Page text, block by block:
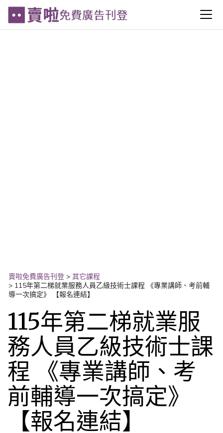
賣啦免費廣告刊登 > 其它課程
> 115年第二梯就業服務人員乙級技術士課程 《專業講師、考前輔
導一次搞定》 【報名連結】
115年第二梯就業服
務人員乙級技術士課
程 《專業講師、考
前輔導一次搞定》
【報名連結】